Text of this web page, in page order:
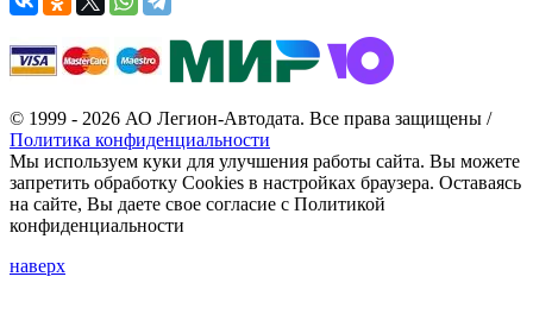
© 1999 - 2026 АО Легион-Автодата. Все права защищены /
Политика конфиденциальности
Мы используем куки для улучшения работы сайта. Вы можете
запретить обработку Cookies в настройках браузера. Оставаясь
на сайте, Вы даете свое согласие с Политикой
конфиденциальности
наверх